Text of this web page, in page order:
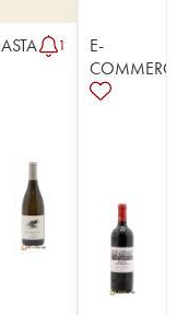
ASTA 1
E-
COMMERCE